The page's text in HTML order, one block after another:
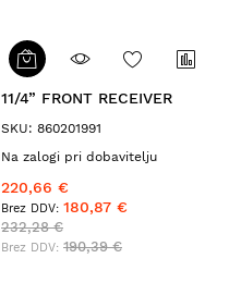
11/4” FRONT RECEIVER
SKU: 860201991
Na zalogi pri dobavitelju
220,66 €
180,87 €
232,28 €
190,39 €